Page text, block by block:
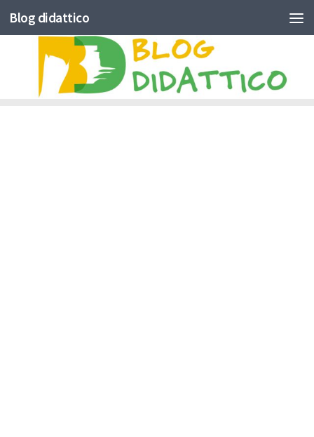
Skip to content
Blog didattico